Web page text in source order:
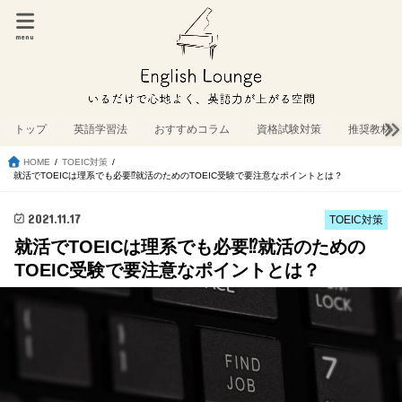
menu
トップ 英語学習法 おすすめコラム 資格試験対策 推奨教材
HOME
TOEIC対策
就活でTOEICは理系でも必要⁉就活のためのTOEIC受験で要注意なポイントとは？
TOEIC対策
2021.11.17
就活でTOEICは理系でも必要⁉就活のための
TOEIC受験で要注意なポイントとは？